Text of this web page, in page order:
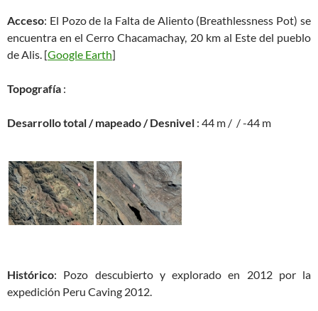
Acceso: El Pozo de la Falta de Aliento (Breathlessness Pot) se
encuentra en el Cerro Chacamachay, 20 km al Este del pueblo
de Alis. [Google Earth]
Topografía :
Desarrollo total / mapeado / Desnivel : 44 m / / -44 m
Histórico: Pozo descubierto y explorado en 2012 por la
expedición Peru Caving 2012.